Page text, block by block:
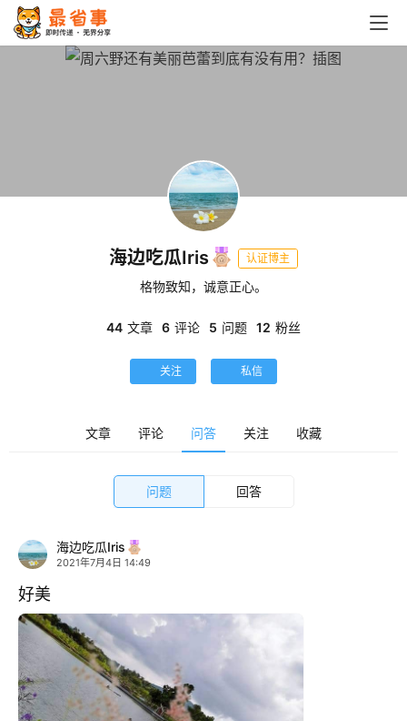
页
栏
目
专
题
海边吃瓜Iris 认证博主
格物致知，诚意正心。
44 文章 6 评论 5 问题 12 粉丝
关注 私信
文章 评论 问答 关注 收藏
问题 回答
海边吃瓜Iris
2021年7月4日 14:49
好美